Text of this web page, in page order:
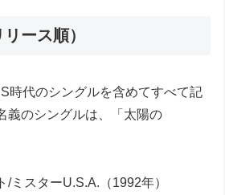
ース順）
時代のシングルを含めてすべて記
義のシングルは、「太陽の
/ミスターU.S.A.（1992年）